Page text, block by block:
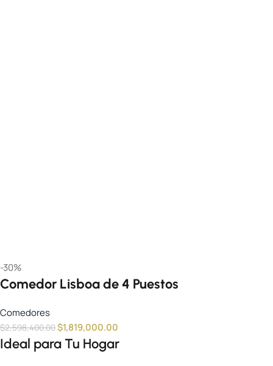
-30%
Comedor Lisboa de 4 Puestos
Comedores
$2,598,400.00$1,819,000.00
Ideal para Tu Hogar